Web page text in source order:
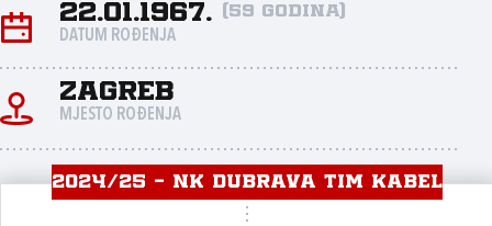
22.01.1967. (59 godina)
DATUM ROĐENJA
Zagreb
MJESTO ROĐENJA
2024/25 - NK DUBRAVA TIM KABEL